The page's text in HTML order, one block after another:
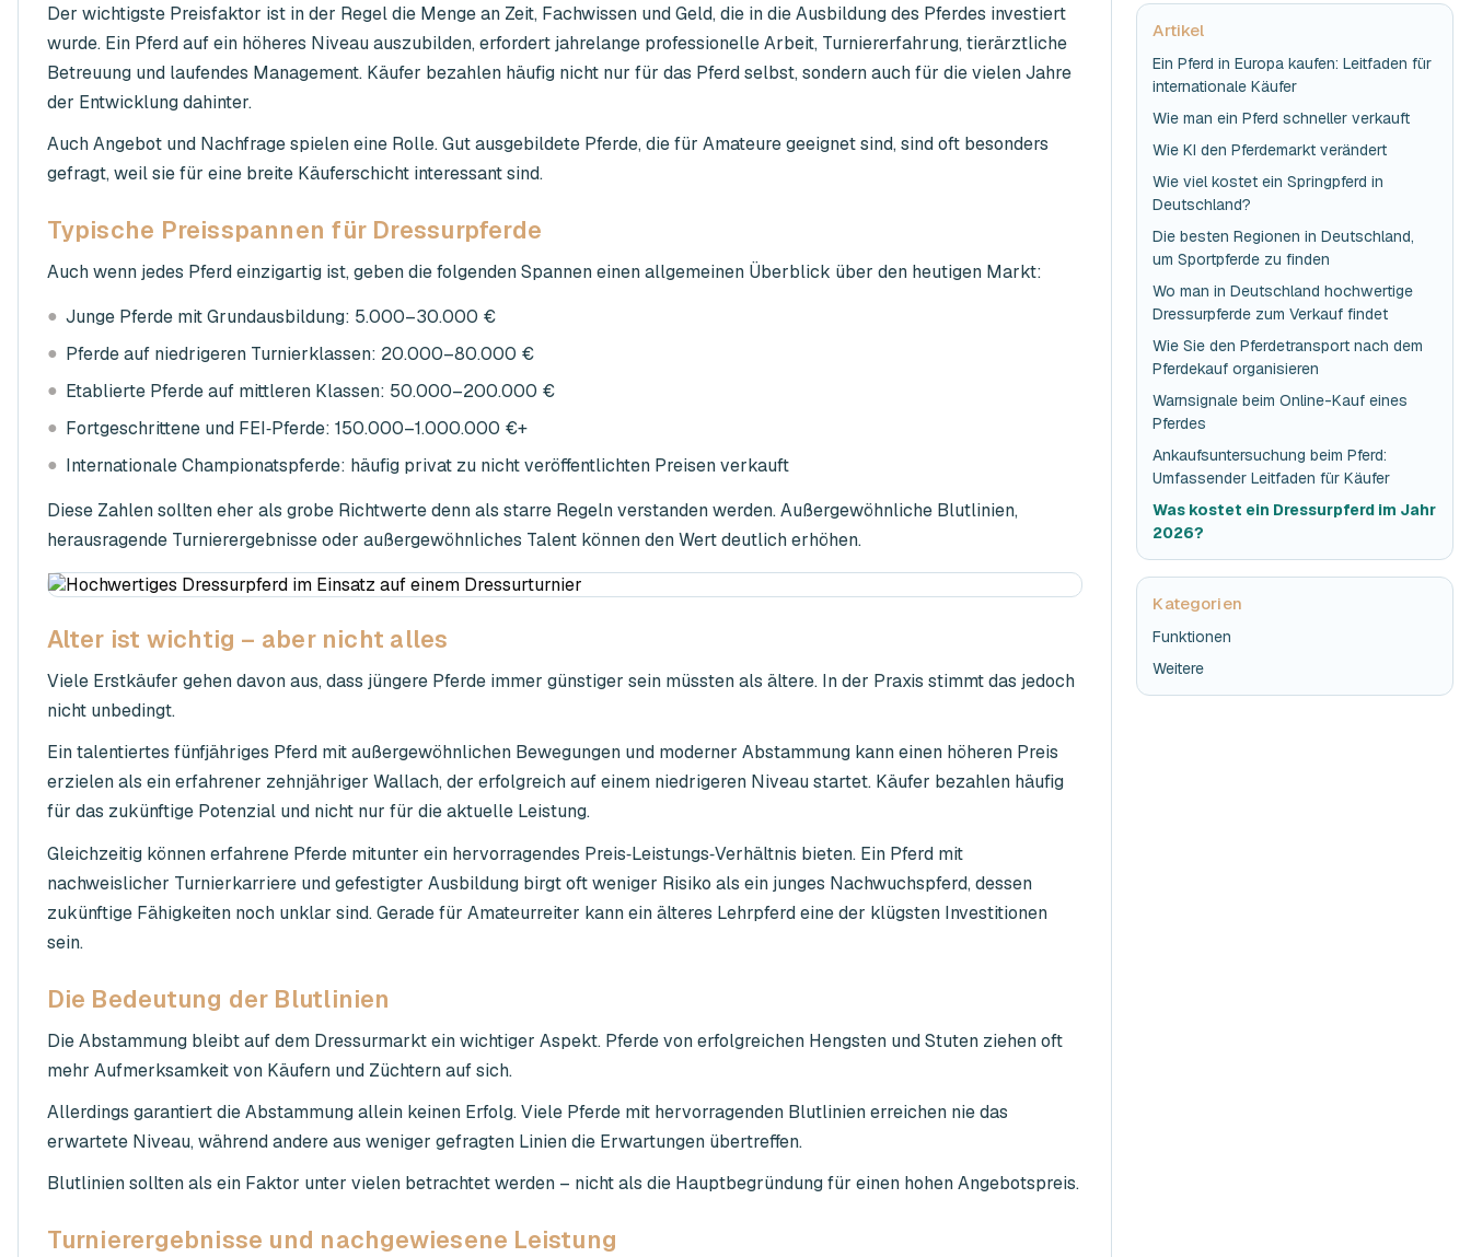
Der wichtigste Preisfaktor ist in der Regel die Menge an Zeit, Fachwissen und Geld, die in die Ausbildung des Pferdes investiert
wurde. Ein Pferd auf ein höheres Niveau auszubilden, erfordert jahrelange professionelle Arbeit, Turniererfahrung, tierärztliche
Betreuung und laufendes Management. Käufer bezahlen häufig nicht nur für das Pferd selbst, sondern auch für die vielen Jahre
der Entwicklung dahinter.
Auch Angebot und Nachfrage spielen eine Rolle. Gut ausgebildete Pferde, die für Amateure geeignet sind, sind oft besonders
gefragt, weil sie für eine breite Käuferschicht interessant sind.
Typische Preisspannen für Dressurpferde
Auch wenn jedes Pferd einzigartig ist, geben die folgenden Spannen einen allgemeinen Überblick über den heutigen Markt:
● Junge Pferde mit Grundausbildung: 5.000–30.000 €
● Pferde auf niedrigeren Turnierklassen: 20.000–80.000 €
● Etablierte Pferde auf mittleren Klassen: 50.000–200.000 €
● Fortgeschrittene und FEI‑Pferde: 150.000–1.000.000 €+
● Internationale Championatspferde: häufig privat zu nicht veröffentlichten Preisen verkauft
Diese Zahlen sollten eher als grobe Richtwerte denn als starre Regeln verstanden werden. Außergewöhnliche Blutlinien,
herausragende Turnierergebnisse oder außergewöhnliches Talent können den Wert deutlich erhöhen.
Alter ist wichtig – aber nicht alles
Viele Erstkäufer gehen davon aus, dass jüngere Pferde immer günstiger sein müssten als ältere. In der Praxis stimmt das jedoch
nicht unbedingt.
Ein talentiertes fünfjähriges Pferd mit außergewöhnlichen Bewegungen und moderner Abstammung kann einen höheren Preis
erzielen als ein erfahrener zehnjähriger Wallach, der erfolgreich auf einem niedrigeren Niveau startet. Käufer bezahlen häufig
für das zukünftige Potenzial und nicht nur für die aktuelle Leistung.
Gleichzeitig können erfahrene Pferde mitunter ein hervorragendes Preis‑Leistungs‑Verhältnis bieten. Ein Pferd mit
nachweislicher Turnierkarriere und gefestigter Ausbildung birgt oft weniger Risiko als ein junges Nachwuchspferd, dessen
zukünftige Fähigkeiten noch unklar sind. Gerade für Amateurreiter kann ein älteres Lehrpferd eine der klügsten Investitionen
sein.
Die Bedeutung der Blutlinien
Die Abstammung bleibt auf dem Dressurmarkt ein wichtiger Aspekt. Pferde von erfolgreichen Hengsten und Stuten ziehen oft
mehr Aufmerksamkeit von Käufern und Züchtern auf sich.
Allerdings garantiert die Abstammung allein keinen Erfolg. Viele Pferde mit hervorragenden Blutlinien erreichen nie das
erwartete Niveau, während andere aus weniger gefragten Linien die Erwartungen übertreffen.
Blutlinien sollten als ein Faktor unter vielen betrachtet werden – nicht als die Hauptbegründung für einen hohen Angebotspreis.
Turnierergebnisse und nachgewiesene Leistung
Artikel
Ein Pferd in Europa kaufen: Leitfaden für
internationale Käufer
Wie man ein Pferd schneller verkauft
Wie KI den Pferdemarkt verändert
Wie viel kostet ein Springpferd in
Deutschland?
Die besten Regionen in Deutschland,
um Sportpferde zu finden
Wo man in Deutschland hochwertige
Dressurpferde zum Verkauf findet
Wie Sie den Pferdetransport nach dem
Pferdekauf organisieren
Warnsignale beim Online-Kauf eines
Pferdes
Ankaufsuntersuchung beim Pferd:
Umfassender Leitfaden für Käufer
Was kostet ein Dressurpferd im Jahr
2026?
Kategorien
Funktionen
Weitere